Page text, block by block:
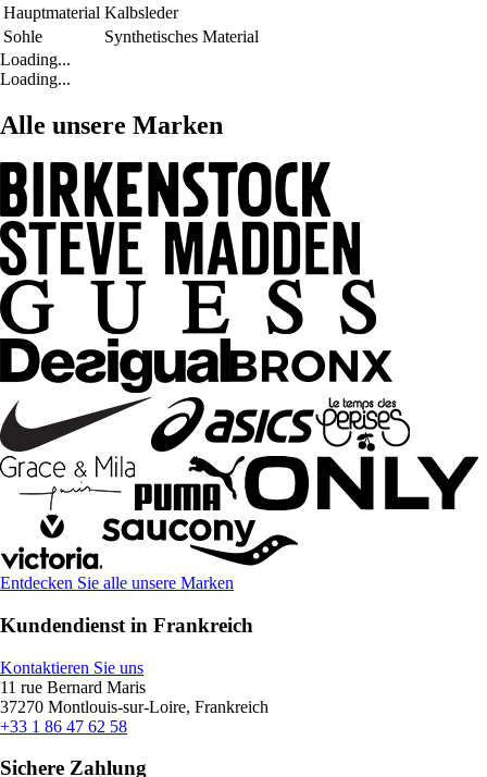
Hauptmaterial Kalbsleder
Sohle
Synthetisches Material
Loading...
Loading...
Alle unsere Marken
Entdecken Sie alle unsere Marken
Kundendienst in Frankreich
Kontaktieren Sie uns
11 rue Bernard Maris
37270 Montlouis-sur-Loire, Frankreich
+33 1 86 47 62 58
Sichere Zahlung